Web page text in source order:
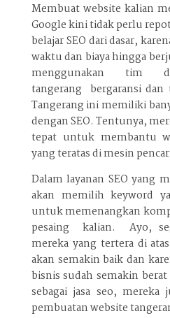
Membuat website kalian
Google kini tidak perlu
belajar SEO dari dasar,
waktu dan biaya hingga
menggunakan
tangerang bergaransi dan
Tangerang ini memiliki
dengan SEO. Tentunya,
tepat untuk membantu
yang teratas di mesin
Dalam layanan SEO yang
akan memilih keyword
untuk memenangkan
pesaing kalian. Ayo,
mereka yang tertera di
akan semakin baik dan
bisnis sudah semakin
sebagai jasa seo, mereka
pembuatan website